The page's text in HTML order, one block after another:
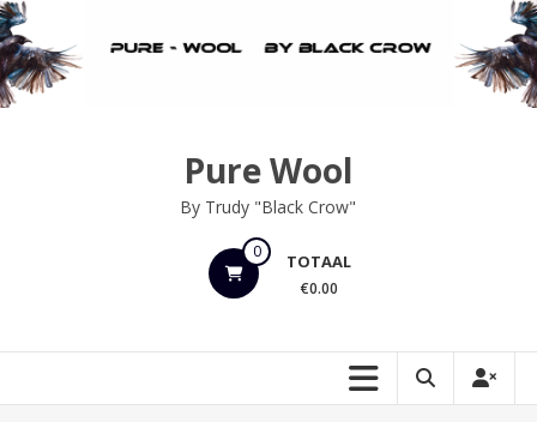
Ga
naar
de
inhoud
Pure Wool
By Trudy "Black Crow"
0 TOTAAL
€0.00